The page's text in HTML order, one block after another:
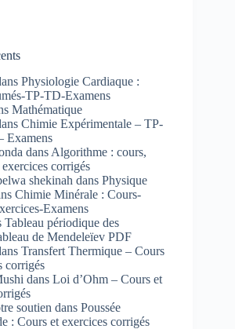
Physiologie Cardiaque :
TP-TD-Examens
Mathématique
Chimie Expérimentale – TP-
Examens
dans Algorithme : cours,
corrigés
shekinah dans Physique
Chimie Minérale : Cours-
Examens
Tableau périodique des
de Mendeleïev PDF
Transfert Thermique – Cours
corrigés
dans Loi d’Ohm – Cours et
soutien dans Poussée
: Cours et exercices corrigés